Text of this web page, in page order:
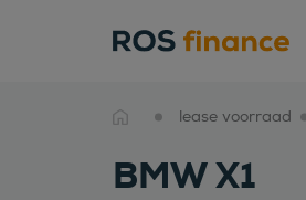
lease voorraad
BMW X1